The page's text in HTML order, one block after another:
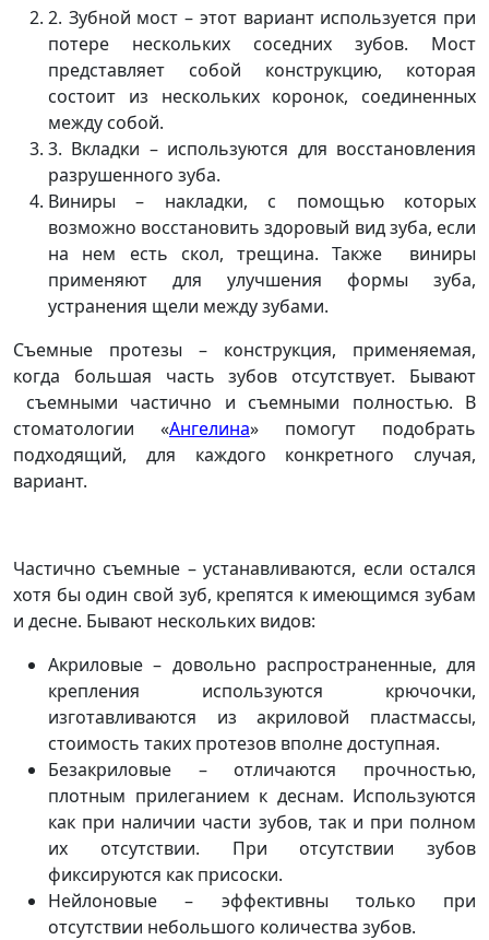
2. Зубной мост – этот вариант используется при
потере нескольких соседних зубов. Мост
представляет собой конструкцию, которая
состоит из нескольких коронок, соединенных
между собой.
3. Вкладки – используются для восстановления
разрушенного зуба.
Виниры – накладки, с помощью которых
возможно восстановить здоровый вид зуба, если
на нем есть скол, трещина. Также виниры
применяют для улучшения формы зуба,
устранения щели между зубами.
Съемные протезы – конструкция, применяемая,
когда большая часть зубов отсутствует. Бывают
съемными частично и съемными полностью. В
стоматологии «Ангелина» помогут подобрать
подходящий, для каждого конкретного случая,
вариант.
Частично съемные – устанавливаются, если остался
хотя бы один свой зуб, крепятся к имеющимся зубам
и десне. Бывают нескольких видов:
Акриловые – довольно распространенные, для
крепления используются крючочки,
изготавливаются из акриловой пластмассы,
стоимость таких протезов вполне доступная.
Безакриловые – отличаются прочностью,
плотным прилеганием к деснам. Используются
как при наличии части зубов, так и при полном
их отсутствии. При отсутствии зубов
фиксируются как присоски.
Нейлоновые – эффективны только при
отсутствии небольшого количества зубов.